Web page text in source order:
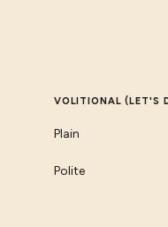
VOLITIONAL (LET'S
Plain
Polite